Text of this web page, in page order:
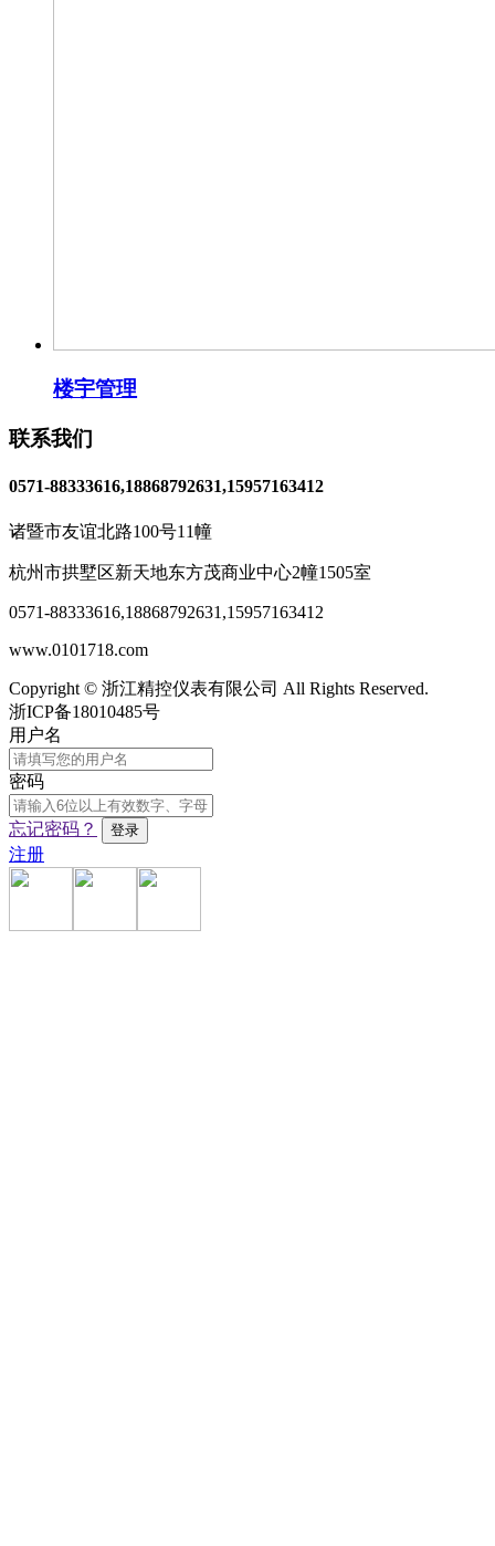
楼宇管理
联系我们
0571-88333616,18868792631,15957163412
诸暨市友谊北路100号11幢
杭州市拱墅区新天地东方茂商业中心2幢1505室
0571-88333616,18868792631,15957163412
www.0101718.com
Copyright © 浙江精控仪表有限公司 All Rights Reserved.
浙ICP备18010485号
用户名
密码
忘记密码？
注册